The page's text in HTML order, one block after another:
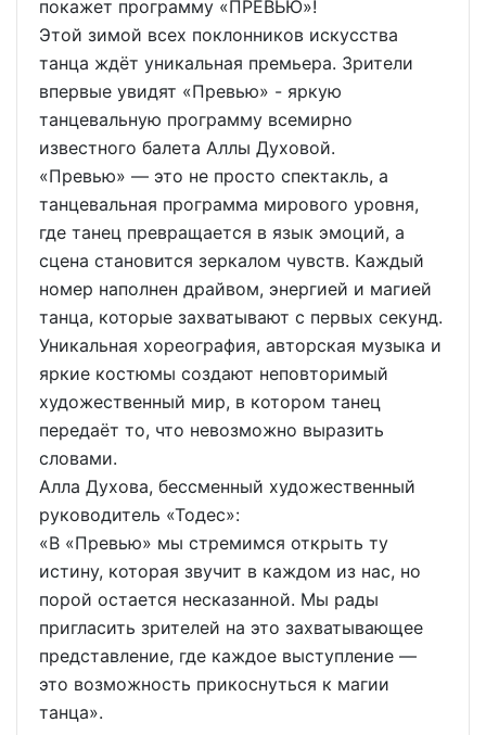
покажет программу «ПРЕВЬЮ»!
Этой зимой всех поклонников искусства
танца ждёт уникальная премьера. Зрители
впервые увидят «Превью» - яркую
танцевальную программу всемирно
известного балета Аллы Духовой.
«Превью» — это не просто спектакль, а
танцевальная программа мирового уровня,
где танец превращается в язык эмоций, а
сцена становится зеркалом чувств. Каждый
номер наполнен драйвом, энергией и магией
танца, которые захватывают с первых секунд.
Уникальная хореография, авторская музыка и
яркие костюмы создают неповторимый
художественный мир, в котором танец
передаёт то, что невозможно выразить
словами.
Алла Духова, бессменный художественный
руководитель «Тодес»:
«В «Превью» мы стремимся открыть ту
истину, которая звучит в каждом из нас, но
порой остается несказанной. Мы рады
пригласить зрителей на это захватывающее
представление, где каждое выступление —
это возможность прикоснуться к магии
танца».